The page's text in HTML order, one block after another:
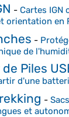
- Cartes IGN
orientation en
-
de
Piles
d'une
-
et